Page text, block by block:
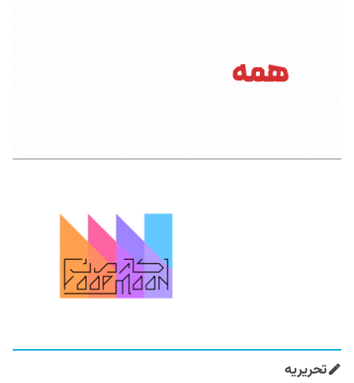
تحریریه